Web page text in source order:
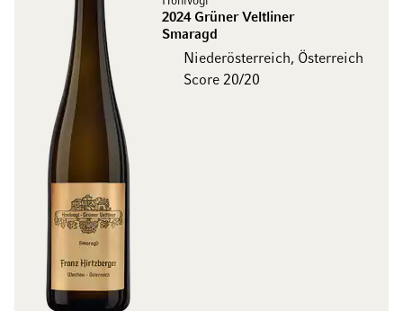
2024 Grüner Veltliner
Smaragd
Niederösterreich, Österreich
Score 20/20